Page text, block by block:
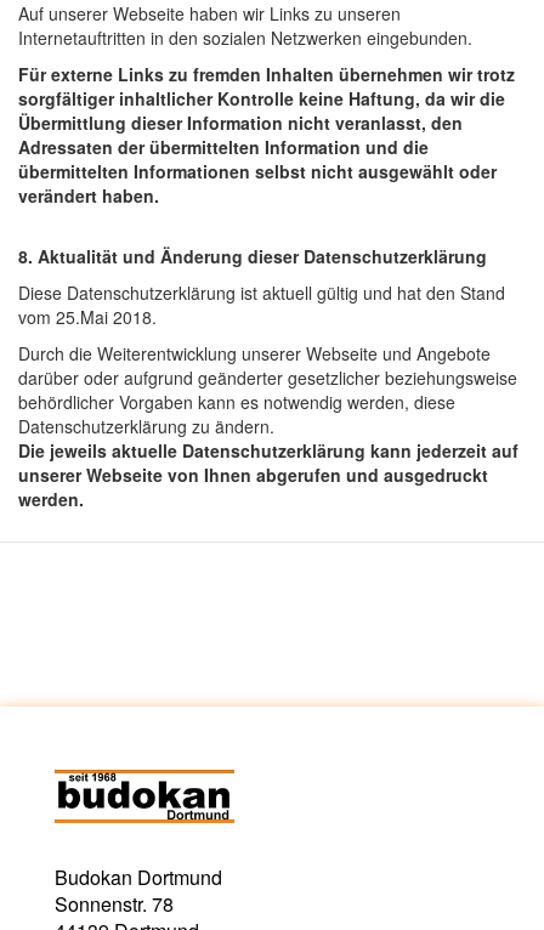
Auf unserer Webseite haben wir Links zu unseren
Internetauftritten in den sozialen Netzwerken eingebunden.
Für externe Links zu fremden Inhalten übernehmen wir trotz
sorgfältiger inhaltlicher Kontrolle keine Haftung, da wir die
Übermittlung dieser Information nicht veranlasst, den
Adressaten der übermittelten Information und die
übermittelten Informationen selbst nicht ausgewählt oder
verändert haben.
8. Aktualität und Änderung dieser Datenschutzerklärung
Diese Datenschutzerklärung ist aktuell gültig und hat den Stand
vom 25.Mai 2018.
Durch die Weiterentwicklung unserer Webseite und Angebote
darüber oder aufgrund geänderter gesetzlicher beziehungsweise
behördlicher Vorgaben kann es notwendig werden, diese
Datenschutzerklärung zu ändern.
Die jeweils aktuelle Datenschutzerklärung kann jederzeit auf
unserer Webseite von Ihnen abgerufen und ausgedruckt
werden.
Budokan Dortmund
Sonnenstr. 78